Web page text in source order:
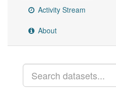
Activity Stream
About